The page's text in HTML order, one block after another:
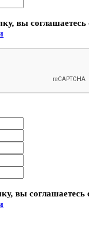
вы соглашаетесь
вы соглашаетесь